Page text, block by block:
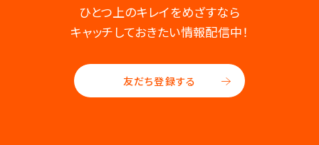
ひとつ上のキレイをめざすなら
キャッチしておきたい情報配信中！
友だち登録する